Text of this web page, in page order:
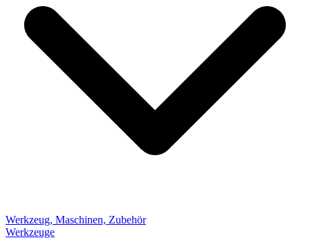
Werkzeug, Maschinen, Zubehör
Werkzeuge